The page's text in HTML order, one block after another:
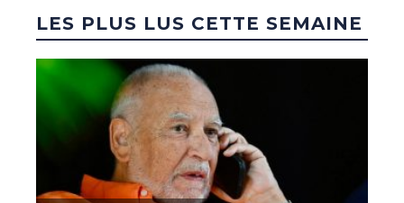
LES PLUS LUS CETTE SEMAINE